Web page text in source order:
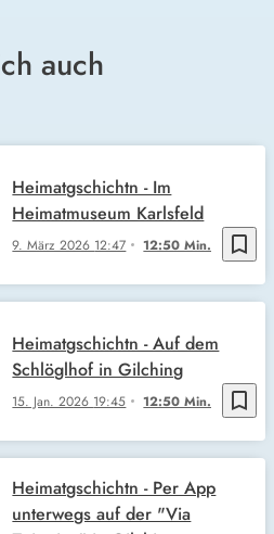
auch
bookmark_border
9. März 2026 12:47 12:50 Min.
Heimatgschichtn - Im
Heimatmuseum Karlsfeld
bookmark_border
15. Jan. 2026 19:45 12:50 Min.
Heimatgschichtn - Auf dem
Schlöglhof in Gilching
Heimatgschichtn - Per App
unterwegs auf der "Via